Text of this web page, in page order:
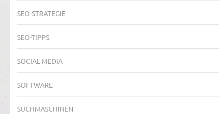
SEO-STRATEGIE
SEO-TIPPS
SOCIAL MEDIA
SOFTWARE
SUCHMASCHINEN